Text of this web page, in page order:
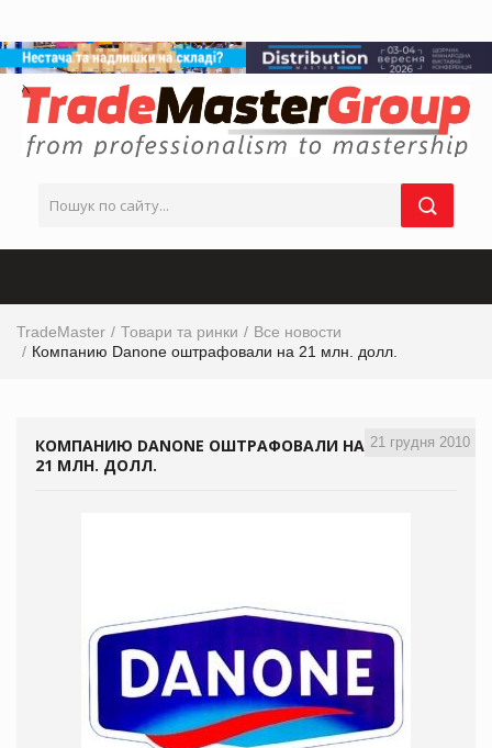
TradeMaster Товари та ринки
Все новости
Компанию Danone оштрафовали на 21 млн. долл.
21 грудня 2010
КОМПАНИЮ DANONE ОШТРАФОВАЛИ НА
21 МЛН. ДОЛЛ.